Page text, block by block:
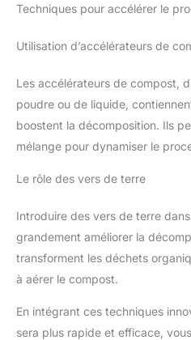
Techniques pour accélérer le
Utilisation d’accélérateurs de
Les accélérateurs de compost,
poudre ou de liquide,
boostent la décomposition. Ils
mélange pour dynamiser le
Le rôle des vers de terre
Introduire des vers de terre
grandement améliorer la
transforment les déchets
à aérer le compost.
En intégrant ces techniques
sera plus rapide et efficace,